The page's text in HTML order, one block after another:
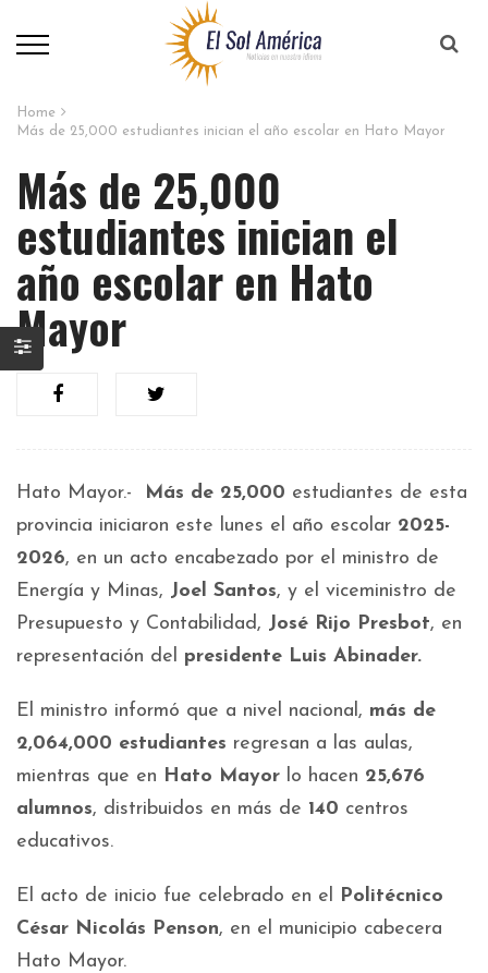
Home
Más de 25,000 estudiantes inician el año escolar en Hato Mayor
Más de 25,000
estudiantes inician el
año escolar en Hato
Mayor
Hato Mayor.- Más de 25,000 estudiantes de esta
provincia iniciaron este lunes el año escolar 2025-
2026, en un acto encabezado por el ministro de
Energía y Minas, Joel Santos, y el viceministro de
Presupuesto y Contabilidad, José Rijo Presbot, en
representación del presidente Luis Abinader.
El ministro informó que a nivel nacional, más de
2,064,000 estudiantes regresan a las aulas,
mientras que en Hato Mayor lo hacen 25,676
alumnos, distribuidos en más de 140 centros
educativos.
El acto de inicio fue celebrado en el Politécnico
César Nicolás Penson, en el municipio cabecera
Hato Mayor.